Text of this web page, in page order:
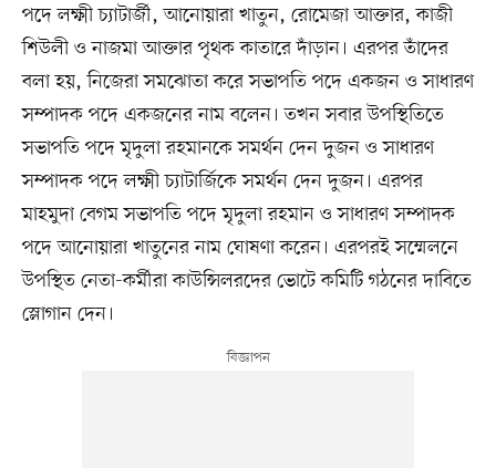
পদে লক্ষ্মী চ্যাটার্জী, আনোয়ারা খাতুন, রোমেজা আক্তার, কাজী
শিউলী ও নাজমা আক্তার পৃথক কাতারে দাঁড়ান। এরপর তাঁদের
বলা হয়, নিজেরা সমঝোতা করে সভাপতি পদে একজন ও সাধারণ
সম্পাদক পদে একজনের নাম বলেন। তখন সবার উপস্থিতিতে
সভাপতি পদে মৃদুলা রহমানকে সমর্থন দেন দুজন ও সাধারণ
সম্পাদক পদে লক্ষ্মী চ্যাটার্জিকে সমর্থন দেন দুজন। এরপর
মাহমুদা বেগম সভাপতি পদে মৃদুলা রহমান ও সাধারণ সম্পাদক
পদে আনোয়ারা খাতুনের নাম ঘোষণা করেন। এরপরই সম্মেলনে
উপস্থিত নেতা-কর্মীরা কাউন্সিলরদের ভোটে কমিটি গঠনের দাবিতে
স্লোগান দেন।